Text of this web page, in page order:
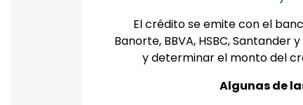
El crédito se emite con el
Banorte, BBVA, HSBC,
y determinar el monto del
Algunas de